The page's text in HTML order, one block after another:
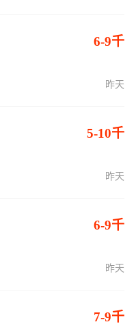
6-9千
昨天
5-10千
昨天
6-9千
昨天
7-9千